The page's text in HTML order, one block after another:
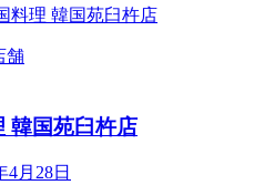
舗
韓国苑臼杵店
4月28日